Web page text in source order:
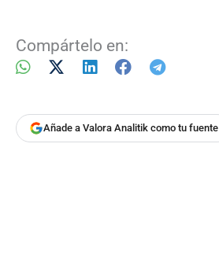
Compártelo en:
Añade a Valora Analitik como tu fuente